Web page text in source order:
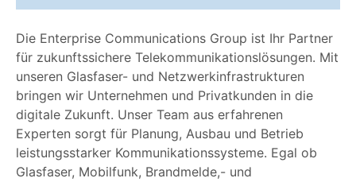
Die Enterprise Communications Group ist Ihr Partner
für zukunftssichere Telekommunikationslösungen. Mit
unseren Glasfaser- und Netzwerkinfrastrukturen
bringen wir Unternehmen und Privatkunden in die
digitale Zukunft. Unser Team aus erfahrenen
Experten sorgt für Planung, Ausbau und Betrieb
leistungsstarker Kommunikationssysteme. Egal ob
Glasfaser, Mobilfunk, Brandmelde,- und